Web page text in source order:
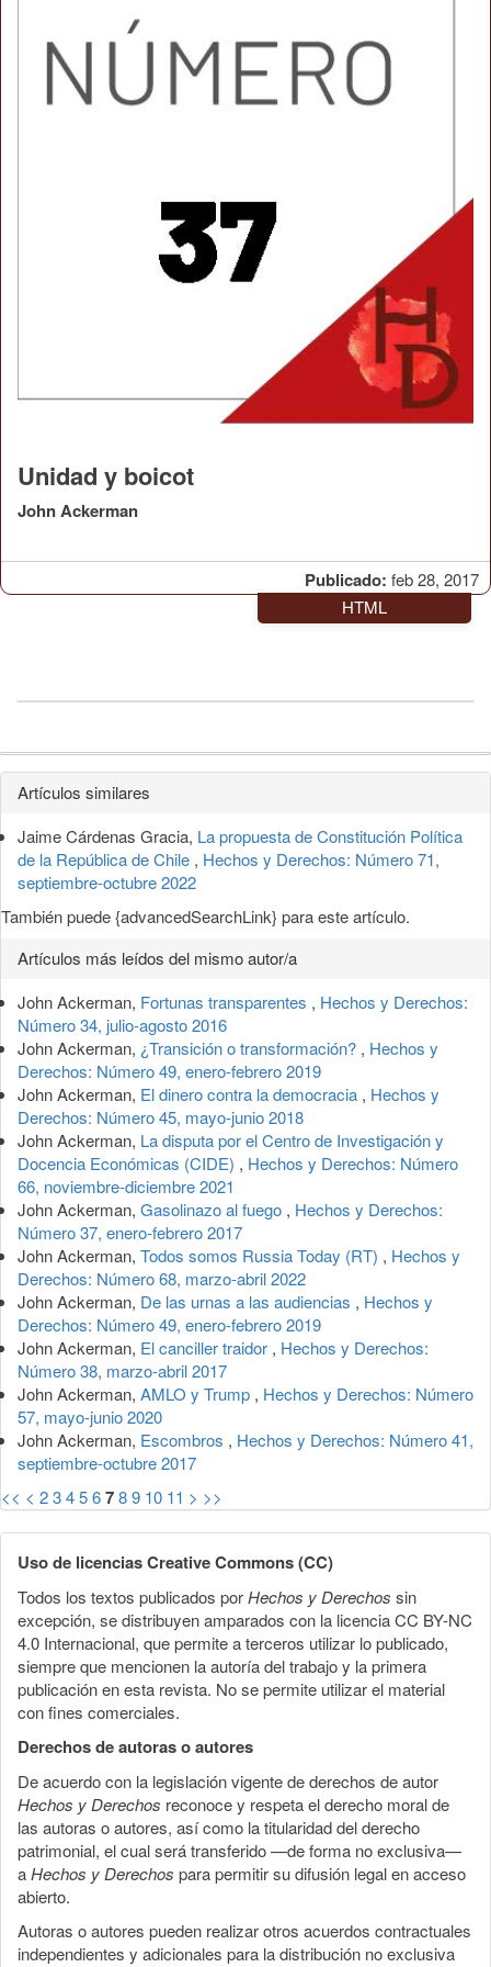
Publicado: feb 28, 2017
Unidad y boicot
John Ackerman
HTML
Detalles
del
artículo
Artículos similares
Jaime Cárdenas Gracia, La propuesta de Constitución Política
de la República de Chile , Hechos y Derechos: Número 71,
septiembre-octubre 2022
También puede {advancedSearchLink} para este artículo.
Artículos más leídos del mismo autor/a
John Ackerman, Fortunas transparentes , Hechos y Derechos:
Número 34, julio-agosto 2016
John Ackerman, ¿Transición o transformación? , Hechos y
Derechos: Número 49, enero-febrero 2019
John Ackerman, El dinero contra la democracia , Hechos y
Derechos: Número 45, mayo-junio 2018
John Ackerman, La disputa por el Centro de Investigación y
Docencia Económicas (CIDE) , Hechos y Derechos: Número
66, noviembre-diciembre 2021
John Ackerman, Gasolinazo al fuego , Hechos y Derechos:
Número 37, enero-febrero 2017
John Ackerman, Todos somos Russia Today (RT) , Hechos y
Derechos: Número 68, marzo-abril 2022
John Ackerman, De las urnas a las audiencias , Hechos y
Derechos: Número 49, enero-febrero 2019
John Ackerman, El canciller traidor , Hechos y Derechos:
Número 38, marzo-abril 2017
John Ackerman, AMLO y Trump , Hechos y Derechos: Número
57, mayo-junio 2020
John Ackerman, Escombros , Hechos y Derechos: Número 41,
septiembre-octubre 2017
<< < 23456789 10 11 > >>
Uso de licencias Creative Commons (CC)
Todos los textos publicados porHechos y Derechos sin
excepción, se distribuyen amparados con la licencia CC BY-NC
4.0 Internacional, que permite a terceros utilizar lo publicado,
siempre que mencionen la autoría del trabajo y la primera
publicación en esta revista. No se permite utilizar el material
con fines comerciales.
Derechos de autoras o autores
De acuerdo con la legislación vigente de derechos de autor
Hechos y Derechos reconoce y respeta el derecho moral de
las autoras o autores, así como la titularidad del derecho
patrimonial, el cual será transferido —de forma no exclusiva—
aHechos y Derechos para permitir su difusión legal en acceso
abierto.
Autoras o autores pueden realizar otros acuerdos contractuales
independientes y adicionales para la distribución no exclusiva